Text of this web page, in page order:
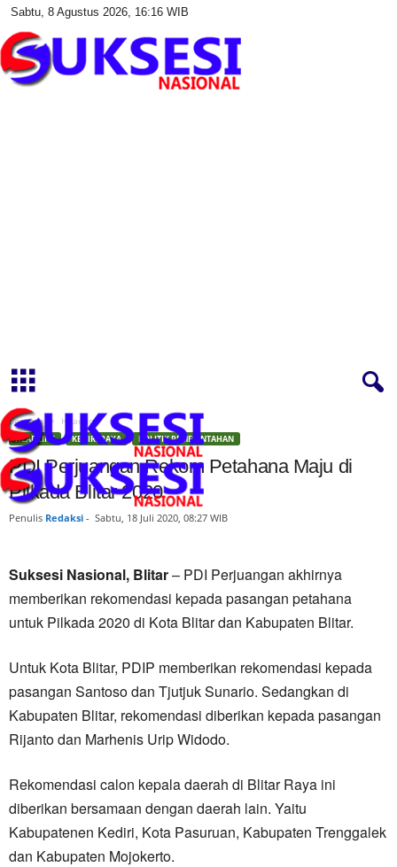
Sabtu, 8 Agustus 2026, 16:16 WIB
Beranda Headline
HEADLINE KEDIRI RAYA POLITIK PEMERINTAHAN
PDI Perjuangan Rekom Petahana Maju di
Pilkada Blitar 2020
Penulis Redaksi - Sabtu, 18 Juli 2020, 08:27 WIB
Suksesi Nasional, Blitar– PDI Perjuangan akhirnya
memberikan rekomendasi kepada pasangan petahana
untuk Pilkada 2020 di Kota Blitar dan Kabupaten Blitar.
Untuk Kota Blitar, PDIP memberikan rekomendasi kepada
pasangan Santoso dan Tjutjuk Sunario. Sedangkan di
Kabupaten Blitar, rekomendasi diberikan kepada pasangan
Rijanto dan Marhenis Urip Widodo.
Rekomendasi calon kepala daerah di Blitar Raya ini
diberikan bersamaan dengan daerah lain. Yaitu
Kabupatenen Kediri, Kota Pasuruan, Kabupaten Trenggalek
dan Kabupaten Mojokerto.